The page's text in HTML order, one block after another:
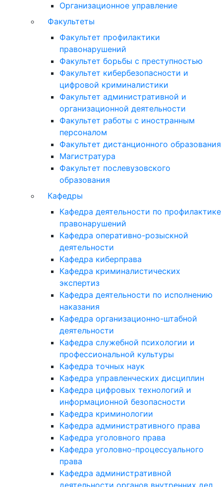
Организационное управление
Факультеты
Факультет профилактики
правонарушений
Факультет борьбы с преступностью
Факультет кибербезопасности и
цифровой криминалистики
Факультет административной и
организационной деятельности
Факультет работы с иностранным
персоналом
Факультет дистанционного образования
Магистратура
Факультет послевузовского
образования
Кафедры
Кафедра деятельности по профилактике
правонарушений
Кафедра оперативно-розыскной
деятельности
Кафедра киберправа
Кафедра криминалистических
экспертиз
Кафедра деятельности по исполнению
наказания
Кафедра организационно-штабной
деятельности
Кафедра служебной психологии и
профессиональной культуры
Кафедра точных наук
Кафедра управленческих дисциплин
Кафедра цифровых технологий и
информационной безопасности
Кафедра криминологии
Кафедра административного права
Кафедра уголовного права
Кафедра уголовно-процессуального
права
Кафедра административной
деятельности органов внутренних дел